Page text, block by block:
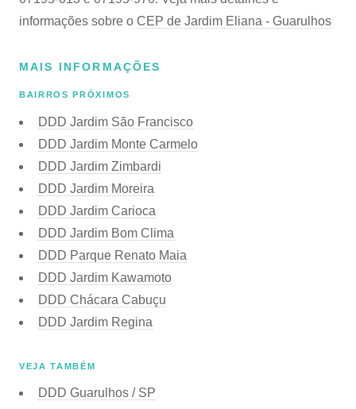
informações sobre o CEP de Jardim Eliana - Guarulhos
MAIS INFORMAÇÕES
BAIRROS PRÓXIMOS
DDD Jardim São Francisco
DDD Jardim Monte Carmelo
DDD Jardim Zimbardi
DDD Jardim Moreira
DDD Jardim Carioca
DDD Jardim Bom Clima
DDD Parque Renato Maia
DDD Jardim Kawamoto
DDD Chácara Cabuçu
DDD Jardim Regina
VEJA TAMBÉM
DDD Guarulhos / SP